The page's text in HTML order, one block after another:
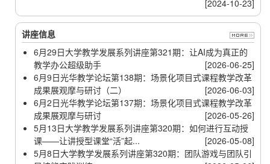
[2024-10-23]
讲座信息
6月29日大学教学发展系列讲座第321期：让AI成为真正的
教学办公超级助手
[2026-06-25]
6月9日光华教学论坛第138期：场景化项目式课程教学改革
成果展观摩与研讨（二）
[2026-06-03]
6月2日光华教学论坛第137期：场景化项目式课程教学改革
成果展观摩与研讨
[2026-05-26]
5月13日大学教学发展系列讲座第320期：如何进行互动授
课——让讲授型课堂“活”起...
[2026-05-08]
5月8日大学教学发展系列讲座第320期：团队游戏与团队引